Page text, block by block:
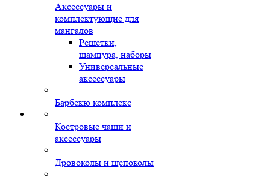
Аксессуары и
комплектующие для
мангалов
Решетки,
шампура, наборы
Универсальные
аксессуары
Барбекю комплекс
Костровые чаши и
аксессуары
Дровоколы и щепоколы